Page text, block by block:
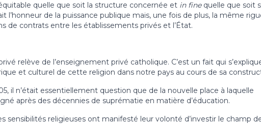
quelle que soit la structure concernée et in finequelle que soit
l’honneur de la puissance publique mais, une fois de plus, la même
de contrats entre les établissements privés et l’État.
relève de l’enseignement privé catholique. C’est un fait qui
et culturel de cette religion dans notre pays au cours de sa
il n’était essentiellement question que de la nouvelle place à laquelle
après des décennies de suprématie en matière d’éducation.
sensibilités religieuses ont manifesté leur volonté d’investir le champ